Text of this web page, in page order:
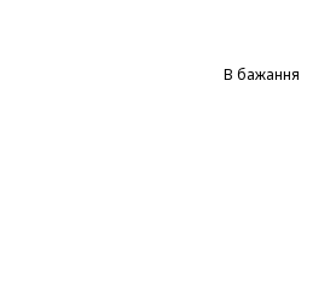
В бажання